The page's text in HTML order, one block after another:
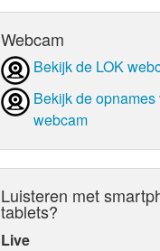
Webcam
Bekijk de LOK
Bekijk de opnames
webcam
Luisteren met
tablets?
Live